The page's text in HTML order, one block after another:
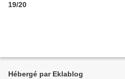
19/20
Hébergé par Eklablog